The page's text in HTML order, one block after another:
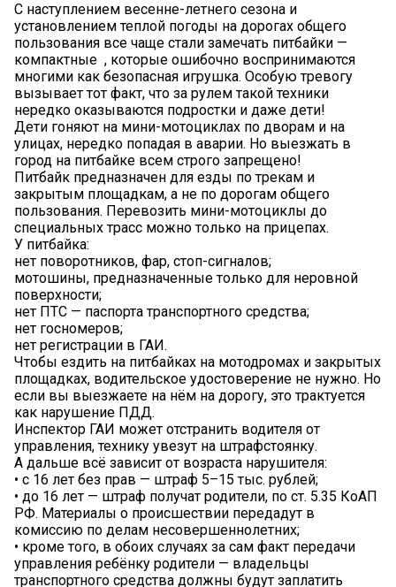
С наступлением весенне-летнего сезона и
установлением теплой погоды на дорогах общего
пользования все чаще стали замечать питбайки —
компактные ️ , которые ошибочно воспринимаются
многими как безопасная игрушка. Особую тревогу
вызывает тот факт, что за рулем такой техники
нередко оказываются подростки и даже дети!
️Дети гоняют на мини-мотоциклах по дворам и на
улицах, нередко попадая в аварии. Но выезжать в
город на питбайке всем строго запрещено!
Питбайк предназначен для езды по трекам и
закрытым площадкам, а не по дорогам общего
пользования. Перевозить мини-мотоциклы до
специальных трасс можно только на прицепах.
У питбайка:
нет поворотников, фар, стоп-сигналов;
мотошины, предназначенные только для неровной
поверхности;
нет ПТС — паспорта транспортного средства;
нет госномеров;
нет регистрации в ГАИ.
Чтобы ездить на питбайках на мотодромах и закрытых
площадках, водительское удостоверение не нужно. Но
если вы выезжаете на нём на дорогу, это трактуется
как нарушение ПДД.
Инспектор ГАИ может отстранить водителя от
управления, технику увезут на штрафстоянку.
️А дальше всё зависит от возраста нарушителя:
• с 16 лет без прав — штраф 5–15 тыс. рублей;
• до 16 лет — штраф получат родители, по ст. 5.35 КоАП
РФ. Материалы о происшествии передадут в
комиссию по делам несовершеннолетних;
• кроме того, в обоих случаях за сам факт передачи
управления ребёнку родители — владельцы
транспортного средства должны будут заплатить